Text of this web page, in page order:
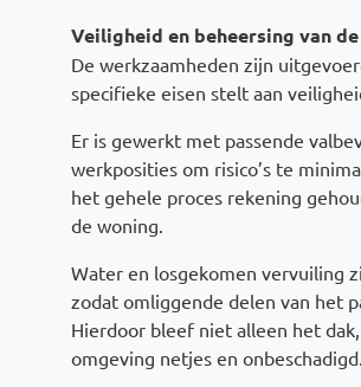
Veiligheid en beheersing van
De werkzaamheden zijn
specifieke eisen stelt aan
Er is gewerkt met passende
werkposities om risico’s te
het gehele proces rekening
de woning.
Water en losgekomen vervuiling
zodat omliggende delen van het
Hierdoor bleef niet alleen het
omgeving netjes en onbeschadigd.